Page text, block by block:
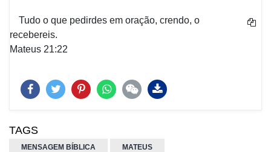
Tudo o que pedirdes em oração, crendo, o
recebereis.
Mateus 21:22
TAGS
MENSAGEM BÍBLICA MATEUS